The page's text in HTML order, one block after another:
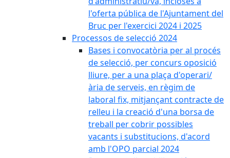
l'oferta pública de l'Ajuntament del
Bruc per l'exercici 2024 i 2025
Processos de selecció 2024
Bases i convocatòria per al procés
de selecció, per concurs oposició
lliure, per a una plaça d'operari/
ària de serveis, en règim de
laboral fix, mitjançant contracte de
relleu i la creació d'una borsa de
treball per cobrir possibles
vacants i substitucions, d'acord
amb l'OPO parcial 2024